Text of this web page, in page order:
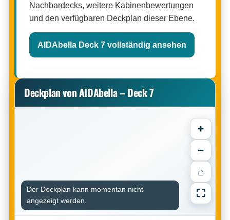
Nachbardecks, weitere Kabinenbewertungen
und den verfügbaren Deckplan dieser Ebene.
AIDAbella Deck 7 vollständig ansehen
Deckplan von AIDAbella – Deck 7
+
−
⌂
⛶
Der Deckplan kann momentan nicht
angezeigt werden.